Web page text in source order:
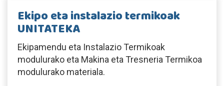
Ekipo eta instalazio termikoak
UNITATEKA
Ekipamendu eta Instalazio Termikoak
modulurako eta Makina eta Tresneria Termikoa
modulurako materiala.